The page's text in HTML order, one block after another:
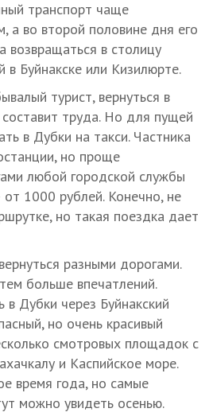
транспорт чаще
а во второй половине дня его
возвращаться в столицу
в Буйнакске или Кизилюрте.
турист, вернуться в
труда. Но для пущей
в Дубки на такси. Частника
но проще
любой городской службы
1000 рублей. Конечно, не
но такая поездка дает
разными дорогами.
больше впечатлений.
в Дубки через Буйнакский
но очень красивый
смотровых площадок с
и Каспийское море.
время года, но самые
можно увидеть осенью.